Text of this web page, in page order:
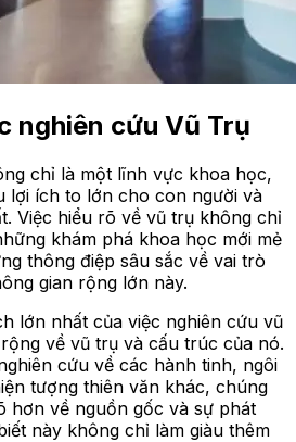
nghiên cứu Vũ Trụ
chỉ là một lĩnh vực khoa học,
lợi ích to lớn cho con người và
Việc hiểu rõ về vũ trụ không chỉ
khám phá khoa học mới mẻ
thông điệp sâu sắc về vai trò
gian rộng lớn này.
lớn nhất của việc nghiên cứu vũ
về vũ trụ và cấu trúc của nó.
cứu về các hành tinh, ngôi
tượng thiên văn khác, chúng
hơn về nguồn gốc và sự phát
này không chỉ làm giàu thêm